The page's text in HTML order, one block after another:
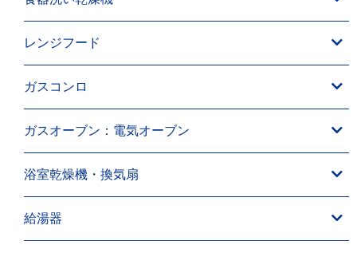
レンジフード
ガスコンロ
ガスオーブン：電気オーブン
浴室乾燥機・換気扇
給湯器